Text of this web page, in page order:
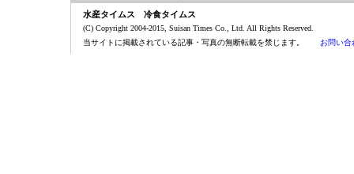
水産タイムス 冷食タイムス
(C) Copyright 2004-2015, Suisan Times Co., Ltd. All Rights Reserved.
当サイトに掲載されている記事・写真の無断転載を禁じます。 お問い合